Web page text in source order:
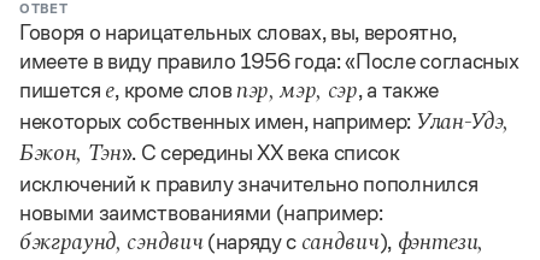
Современный словарь иностранных слов
Словарь антонимов
Словарь методических терминов
Словарь русских имён
Словарь синонимов
Словарь собственных имён
Словарь трудностей русского языка
Управление в русском языке
Словари русского языка как государственного
Большой толковый словарь русских
существительных
Большой толковый словарь русских глаголов
Словарь синонимов
Словарь антонимов
Управление в русском языке
Словарь русских имён
Словарь методических терминов
Справочник по пунктуации
Словарь-справочник трудностей русского языка
Справочник по фразеологии
Словарь-справочник «Непростые слова»
Азбучные истины
Правила русской орфографии и пунктуации
(1956)
ОТВЕТ
Говоря о нарицательных словах, вы, вероятно,
имеете в виду правило 1956 года: «После согласных
пишется е, кроме слов пэр, мэр, сэр, а также
некоторых собственных имен, например: Улан-Удэ,
Бэкон, Тэн». С середины ХХ века список
исключений к правилу значительно пополнился
новыми заимствованиями (например:
бэкграунд, сэндвич(наряду с сандвич),фэнтези,